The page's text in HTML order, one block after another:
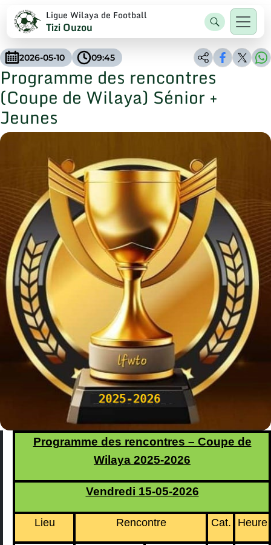
Ligue Wilaya de Football
Tizi Ouzou
2026-05-10 09:45
Programme des rencontres
(Coupe de Wilaya) Sénior +
Jeunes
Programme des rencontres – Coupe de
Wilaya 2025-2026
Vendredi 15-05-2026
Lieu Rencontre Cat. Heure